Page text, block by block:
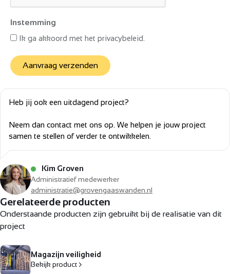
Heb jij ook een uitdagend project?
Neem dan contact met ons op. We helpen je jouw project
samen te stellen of verder te ontwikkelen.
Kim Groven
Administratief medewerker
administratie@grovengaaswanden.nl
Gerelateerde producten
Onderstaande producten zijn gebruikt bij de realisatie van dit
project
Magazijn veiligheid
Bekijk product
Instemming
Ik ga akkoord met het privacybeleid.
Aanvraag verzenden